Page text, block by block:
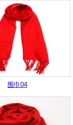
围巾04